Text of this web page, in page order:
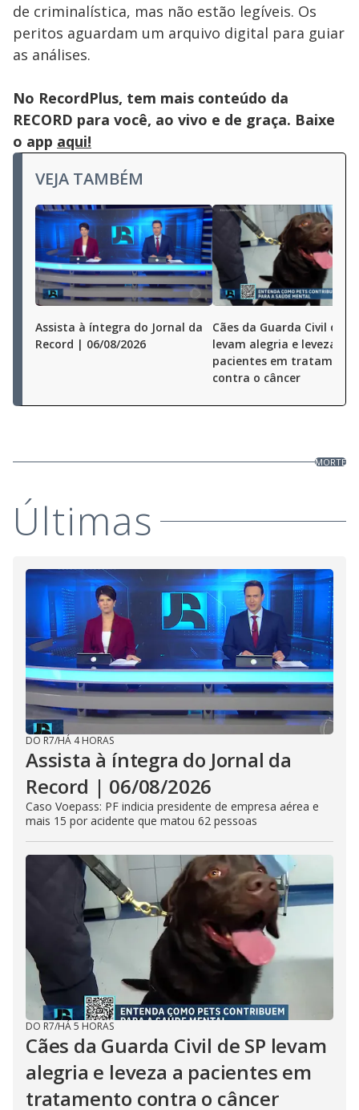
de criminalística, mas não estão legíveis. Os
peritos aguardam um arquivo digital para guiar
as análises.
No RecordPlus, tem mais conteúdo da
RECORD para você, ao vivo e de graça. Baixe
o app aqui!
VEJA TAMBÉM
Assista à íntegra do Jornal da
Record | 06/08/2026
Cães da Guarda Civil de SP
levam alegria e leveza a
pacientes em tratamento
contra o câncer
MORTE
Últimas
DO R7/HÁ 4 HORAS
Assista à íntegra do Jornal da
Record | 06/08/2026
Caso Voepass: PF indicia presidente de empresa aérea e
mais 15 por acidente que matou 62 pessoas
DO R7/HÁ 5 HORAS
Cães da Guarda Civil de SP levam
alegria e leveza a pacientes em
tratamento contra o câncer